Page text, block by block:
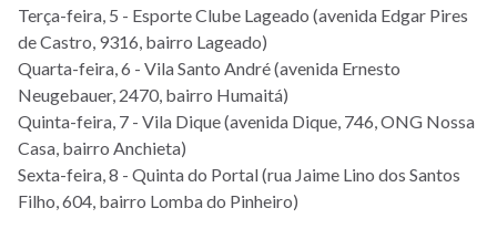
Terça-feira, 5 - Esporte Clube Lageado (avenida Edgar Pires
de Castro, 9316, bairro Lageado)
Quarta-feira, 6 - Vila Santo André (avenida Ernesto
Neugebauer, 2470, bairro Humaitá)
Quinta-feira, 7 - Vila Dique (avenida Dique, 746, ONG Nossa
Casa, bairro Anchieta)
Sexta-feira, 8 - Quinta do Portal (rua Jaime Lino dos Santos
Filho, 604, bairro Lomba do Pinheiro)